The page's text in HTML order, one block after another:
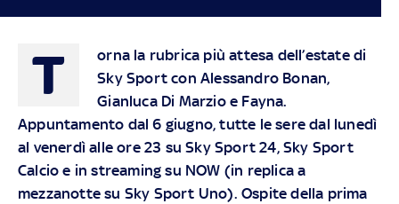
T
orna la rubrica più attesa dell’estate di
Sky Sport con Alessandro Bonan,
Gianluca Di Marzio e Fayna.
Appuntamento dal 6 giugno, tutte le sere dal lunedì
al venerdì alle ore 23 su Sky Sport 24, Sky Sport
Calcio e in streaming su NOW (in replica a
mezzanotte su Sky Sport Uno). Ospite della prima